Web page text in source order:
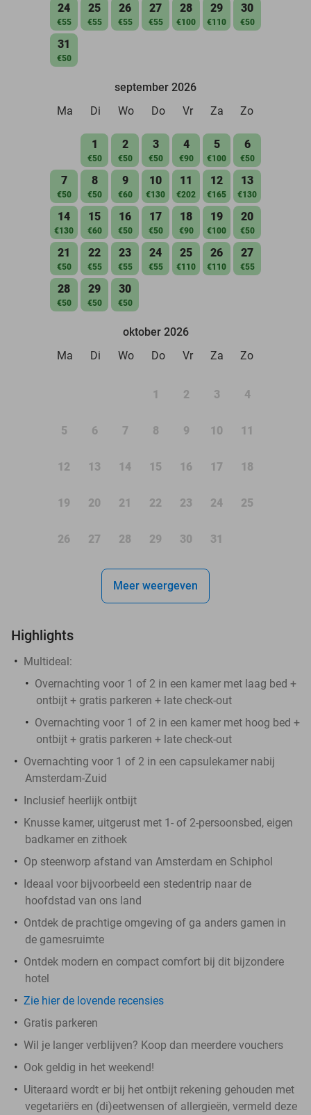
24
€55
25
€55
26
€55
27
€55
28
€100
29
€110
30
€50
31
€50
september 2026
Ma
Di Wo Do Vr Za Zo
1
€50
2
€50
3
€50
4
€90
5
€100
6
€50
7
€50
8
€50
9
€60
10
€130
11
€202
12
€165
13
€130
14
€130
15
€60
16
€50
17
€50
18
€90
19
€100
20
€50
21
€50
22
€55
23
€55
24
€55
25
€110
26
€110
27
€55
28
€50
29
€50
30
€50
oktober 2026
Ma
Di Wo Do Vr Za Zo
1 2 3 4
5 6 7 8 9 10 11
12 13 14 15 16 17 18
19 20 21 22 23 24 25
26 27 28 29 30 31
Meer weergeven
Highlights
Multideal:
Overnachting voor 1 of 2 in een kamer met laag bed +
ontbijt + gratis parkeren + late check-out
Overnachting voor 1 of 2 in een kamer met hoog bed +
ontbijt + gratis parkeren + late check-out
Overnachting voor 1 of 2 in een capsulekamer nabij
Amsterdam-Zuid
Inclusief heerlijk ontbijt
Knusse kamer, uitgerust met 1- of 2-persoonsbed, eigen
badkamer en zithoek
Op steenworp afstand van Amsterdam en Schiphol
Ideaal voor bijvoorbeeld een stedentrip naar de
hoofdstad van ons land
Ontdek de prachtige omgeving of ga anders gamen in
de gamesruimte
Ontdek modern en compact comfort bij dit bijzondere
hotel
Zie hier de lovende recensies
Gratis parkeren
Wil je langer verblijven? Koop dan meerdere vouchers
Ook geldig in het weekend!
Uiteraard wordt er bij het ontbijt rekening gehouden met
vegetariërs en (di)eetwensen of allergieën, vermeld deze